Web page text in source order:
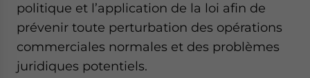
politique et l’application de la loi afin de
prévenir toute perturbation des opérations
commerciales normales et des problèmes
juridiques potentiels.